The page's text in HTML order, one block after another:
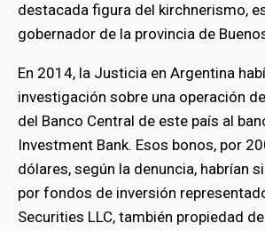
destacada figura del kirchnerismo,
gobernador de la provincia de
En 2014, la Justicia en Argentina
investigación sobre una operación
del Banco Central de este país al
Investment Bank. Esos bonos, por
dólares, según la denuncia, habrían
por fondos de inversión
Securities LLC, también propiedad